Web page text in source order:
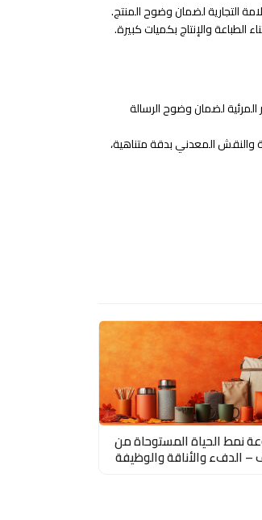
التجارية لضمان وضوح المنتج.
الطباعة والإنتاج بكميات كبيرة.
لضمان وضوح الرسالة
والنقش المعدني بدقة متناهية،
نمط الحياة المستوحاة من
– الدفء والأناقة والوظيفة